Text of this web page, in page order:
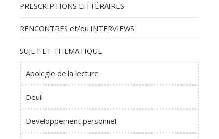
PRESCRIPTIONS LITTÉRAIRES
RENCONTRES et/ou INTERVIEWS
SUJET ET THEMATIQUE
Apologie de la lecture
Deuil
Développement personnel